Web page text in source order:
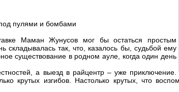
пулями и бомбами
Маман Жунусов мог бы остаться простым
складывалась так, что, казалось бы, судьбой ему
существование в родном ауле, когда один день
а выезд в райцентр – уже приключение.
крутых изгибов. Настолько крутых, что